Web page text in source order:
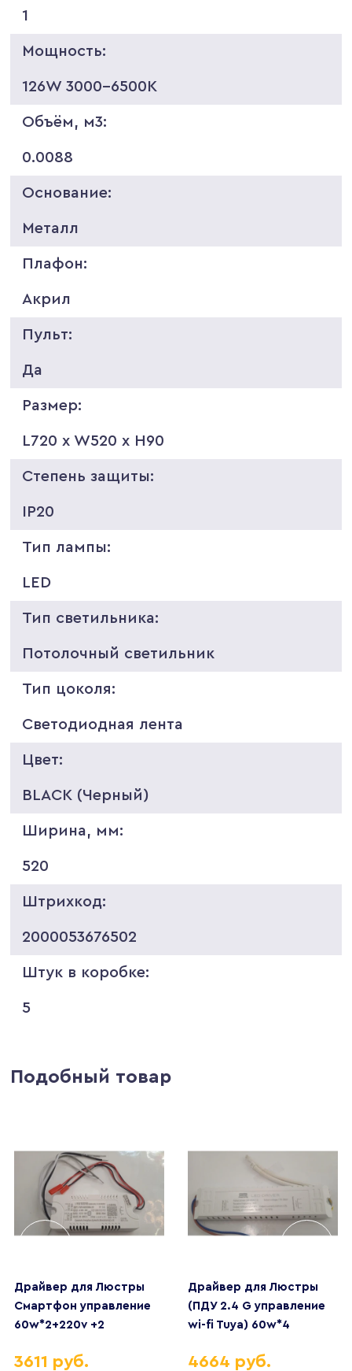
1
Мощность:
126W 3000-6500K
Объём, м3:
0.0088
Основание:
Металл
Плафон:
Акрил
Пульт:
Да
Размер:
L720 x W520 x H90
Степень защиты:
IP20
Тип лампы:
LED
Тип светильника:
Потолочный светильник
Тип цоколя:
Светодиодная лента
Цвет:
BLACK (Черный)
Ширина, мм:
520
Штрихкод:
2000053676502
Штук в коробке:
5
Подобный товар
Драйвер для Люстры
Смартфон управление
60w*2+220v +2
3611 руб.
Драйвер для Люстры
(ПДУ 2.4 G управление
wi-fi Tuya) 60w*4
4664 руб.